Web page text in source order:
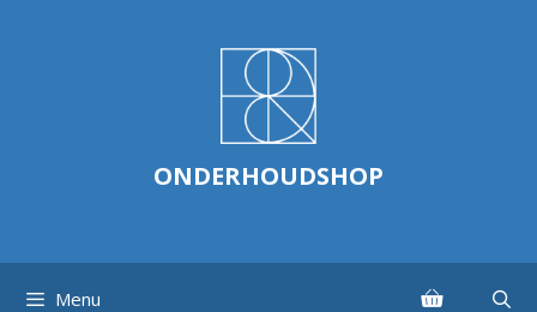
ONDERHOUDSHOP
Menu